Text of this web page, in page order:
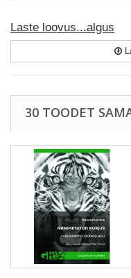
Laste loovus...algus
30 TOODET